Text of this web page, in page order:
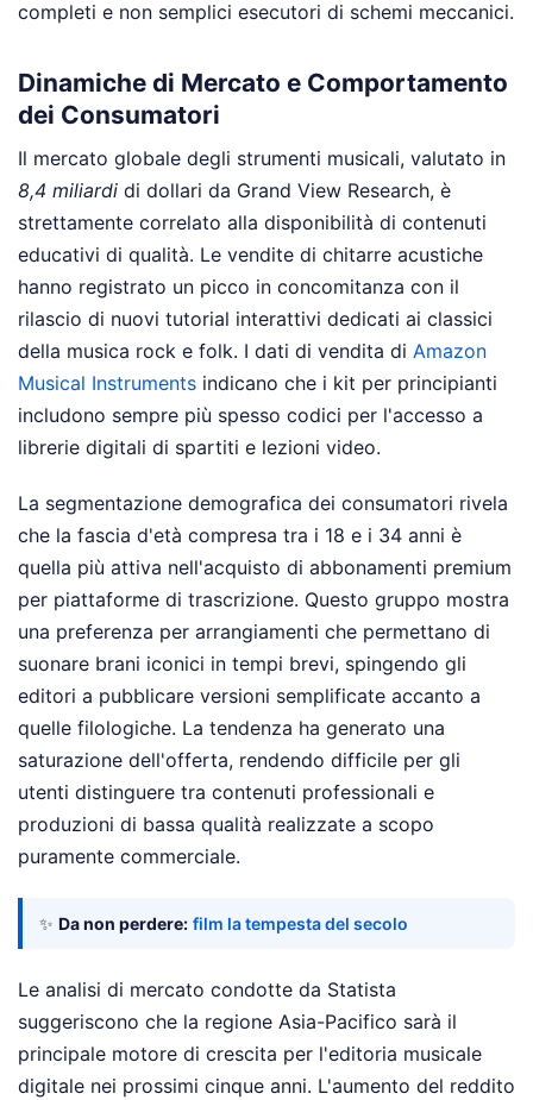
completi e non semplici esecutori di schemi meccanici.
Dinamiche di Mercato e Comportamento
dei Consumatori
Il mercato globale degli strumenti musicali, valutato in
8,4 miliardi di dollari da Grand View Research, è
strettamente correlato alla disponibilità di contenuti
educativi di qualità. Le vendite di chitarre acustiche
hanno registrato un picco in concomitanza con il
rilascio di nuovi tutorial interattivi dedicati ai classici
della musica rock e folk. I dati di vendita di Amazon
Musical Instruments indicano che i kit per principianti
includono sempre più spesso codici per l'accesso a
librerie digitali di spartiti e lezioni video.
La segmentazione demografica dei consumatori rivela
che la fascia d'età compresa tra i 18 e i 34 anni è
quella più attiva nell'acquisto di abbonamenti premium
per piattaforme di trascrizione. Questo gruppo mostra
una preferenza per arrangiamenti che permettano di
suonare brani iconici in tempi brevi, spingendo gli
editori a pubblicare versioni semplificate accanto a
quelle filologiche. La tendenza ha generato una
saturazione dell'offerta, rendendo difficile per gli
utenti distinguere tra contenuti professionali e
produzioni di bassa qualità realizzate a scopo
puramente commerciale.
✨ Da non perdere: film la tempesta del secolo
Le analisi di mercato condotte da Statista
suggeriscono che la regione Asia-Pacifico sarà il
principale motore di crescita per l'editoria musicale
digitale nei prossimi cinque anni. L'aumento del reddito